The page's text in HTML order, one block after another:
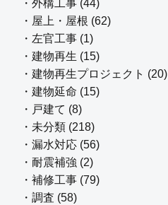
・外構工事 (44)
・屋上・屋根 (62)
・左官工事 (1)
・建物再生 (15)
・建物再生プロジェクト (20)
・建物延命 (15)
・戸建て (8)
・未分類 (218)
・漏水対応 (56)
・耐震補強 (2)
・補修工事 (79)
・調査 (58)